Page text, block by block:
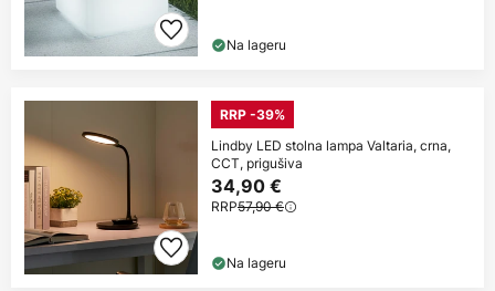
Na lageru
RRP -39%
Lindby LED stolna lampa Valtaria, crna,
CCT, prigušiva
34,90 €
RRP57,90 €
Na lageru